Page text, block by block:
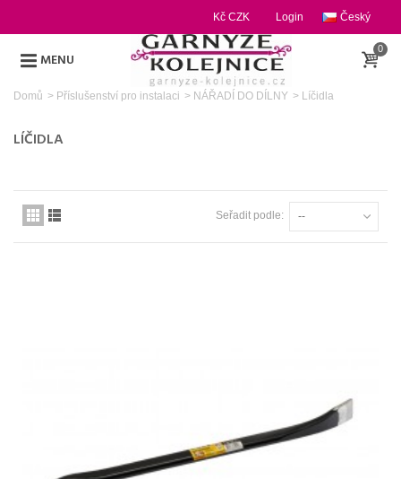
Český
Login
Kč CZK
MENU
0
Domů > Příslušenství pro instalaci > NÁŘADÍ DO DÍLNY > Líčidla
LÍČIDLA
Seřadit podle: --